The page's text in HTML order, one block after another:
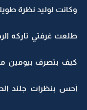
وكانت لوليد نظرة
طلعت غرفتي تاركه
كيف بتصرف بيومين
أحس بنظرات جلند